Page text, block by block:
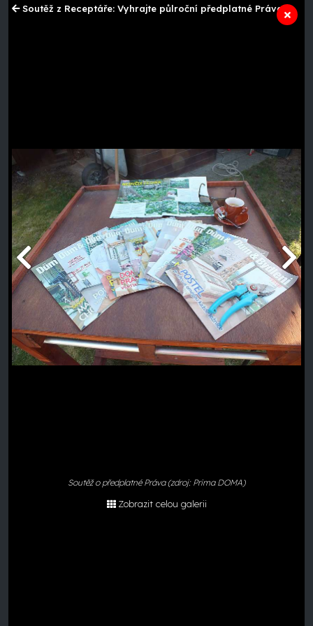
Soutěž z Receptáře: Vyhrajte půlroční předplatné Práva
Soutěž o předplatné Práva (zdroj: Prima DOMA)
Zobrazit celou galerii